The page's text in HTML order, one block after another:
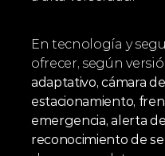
En tecnología y
ofrecer, según
adaptativo, cámara
estacionamiento,
emergencia, alerta
reconocimiento de